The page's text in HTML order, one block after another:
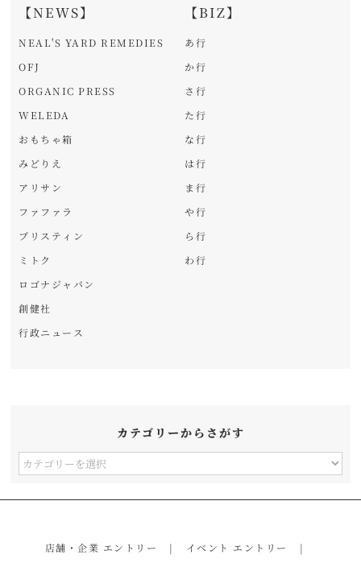
【NEWS】
NEAL'S YARD REMEDIES
OFJ
ORGANIC PRESS
WELEDA
おもちゃ箱
みどりえ
アリサン
ファファラ
プリスティン
ミトク
ロゴナジャパン
創健社
行政ニュース
【BIZ】
あ行
か行
さ行
た行
な行
は行
ま行
や行
ら行
わ行
カテゴリーからさがす
カ
店舗・企業 エントリー イベント エントリー